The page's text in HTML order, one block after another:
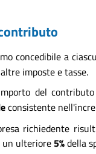
concedibile a
imposte e tasse.
del
consistente
richiedente
un ulteriore5%della